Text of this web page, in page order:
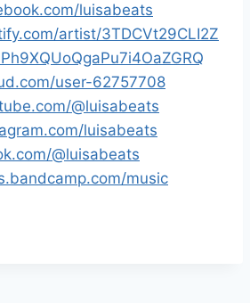
luisabeats
artist/3TDCVt29CLI2Z
user-62757708
@luisabeats
luisabeats
@luisabeats
music